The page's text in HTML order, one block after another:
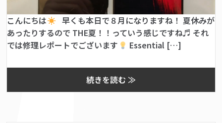
こんにちは
早くも本日で８月になりますね！ 夏休みが
あったりするので THE夏！！っていう感じですね♬ それ
では修理レポートでございます
Essential […]
続きを読む ≫